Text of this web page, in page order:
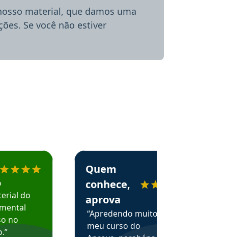
material, que damos uma
Se você não estiver
o Aprova Concursos em depoimento
do
no
Estudante Alessandra recomenda o Aprova
Quem
conhece,
aprova
“Apredendo muito no
meu curso do